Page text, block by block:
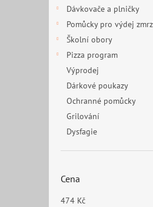
Dávkovače a plničky
Pomůcky pro výdej
Školní obory
Pizza program
Výprodej
Dárkové poukazy
Ochranné pomůcky
Grilování
Dysfagie
Cena
474 Kč